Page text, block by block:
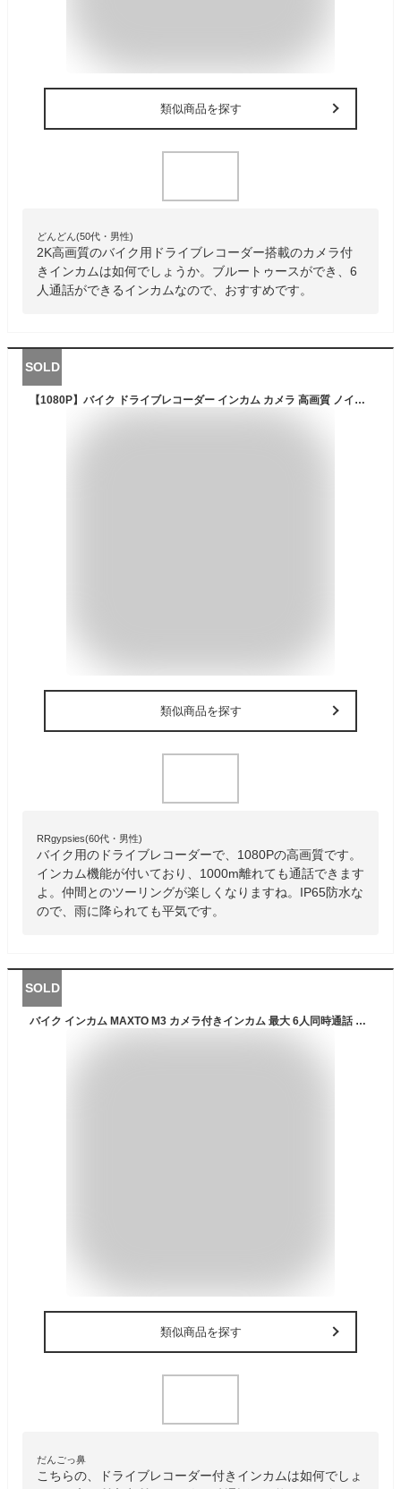
類似商品を探す
どんどん(50代・男性)
2K高画質のバイク用ドライブレコーダー搭載のカメラ付
きインカムは如何でしょうか。ブルートゥースができ、6
人通話ができるインカムなので、おすすめです。
SOLD
【1080P】バイク ドライブレコーダー インカム カメラ 高画質 ノイズ減少 FM 1000M通話距離 bluetooth IP65防水 バッテリー 大容量 使用やすい ヘルメット
類似商品を探す
RRgypsies(60代・男性)
バイク用のドライブレコーダーで、1080Pの高画質です。
インカム機能が付いており、1000m離れても通話できます
よ。仲間とのツーリングが楽しくなりますね。IP65防水な
ので、雨に降られても平気です。
SOLD
バイク インカム MAXTO M3 カメラ付きインカム 最大 6人同時通話 bluetooth 無線機バイクいんかむ M3全てのブランドとペアリング可能 バイク用通信機器 FMラジオ付き防水 インターコム マルチデバイス接続 ドライブレコーダー兼用 WiF
類似商品を探す
だんごっ鼻
こちらの、ドライブレコーダー付きインカムは如何でしょ